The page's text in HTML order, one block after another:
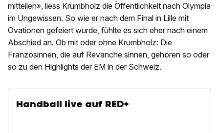
mitteilen», liess Krumbholz die Öffentlichkeit nach Olympia
im Ungewissen. So wie er nach dem Final in Lille mit
Ovationen gefeiert wurde, fühlte es sich eher nach einem
Abschied an. Ob mit oder ohne Krumbholz: Die
Französinnen, die auf Revanche sinnen, gehören so oder
so zu den Highlights der EM in der Schweiz.
Handball live auf RED+